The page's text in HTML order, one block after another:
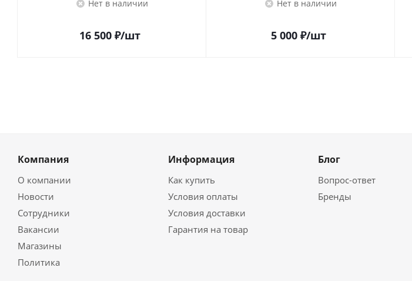
Нет в наличии
16 500 ₽/шт
Нет в наличии
5 000 ₽/шт
Компания
О компании
Новости
Сотрудники
Вакансии
Магазины
Политика
Информация
Как купить
Условия оплаты
Условия доставки
Гарантия на товар
Блог
Вопрос-ответ
Бренды